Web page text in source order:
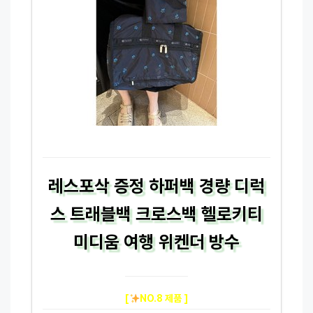
레스포삭 증정 하퍼백 경량 디럭
스 트래블백 크로스백 헬로키티
미디움 여행 위켄더 방수
[ NO.8 제품 ]